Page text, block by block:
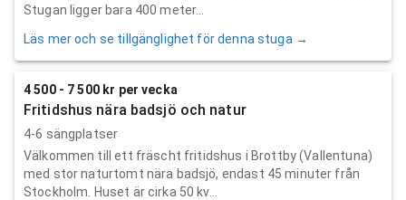
Stugan ligger bara 400 meter...
Läs mer och se tillgänglighet för denna stuga →
4 500 - 7 500 kr per vecka
Fritidshus nära badsjö och natur
4-6 sängplatser
Välkommen till ett fräscht fritidshus i Brottby (Vallentuna)
med stor naturtomt nära badsjö, endast 45 minuter från
Stockholm. Huset är cirka 50 kv...